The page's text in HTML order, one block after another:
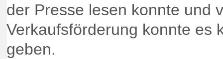
der Presse lesen konnte und
Verkaufsförderung konnte es
geben.